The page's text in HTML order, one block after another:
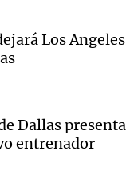
Los
Dallas
entrenador